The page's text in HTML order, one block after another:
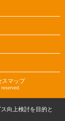
スマップ
reserved.
向上検討を目的と